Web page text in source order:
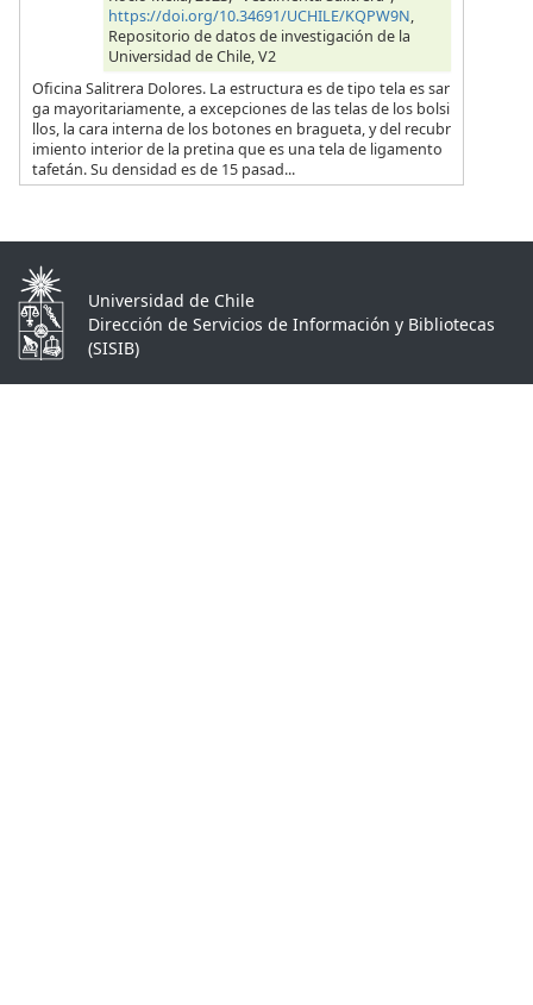
https://doi.org/10.34691/UCHILE/KQPW9N,
Repositorio de datos de investigación de la
Universidad de Chile, V2
Oficina Salitrera Dolores. La estructura es de tipo tela es sar
ga mayoritariamente, a excepciones de las telas de los bolsi
llos, la cara interna de los botones en bragueta, y del recubr
imiento interior de la pretina que es una tela de ligamento
tafetán. Su densidad es de 15 pasad...
Universidad de Chile
Dirección de Servicios de Información y Bibliotecas
(SISIB)